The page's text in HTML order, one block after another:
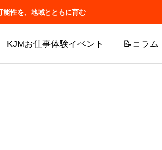
能性を、地域とともに育む
KJMお仕事体験イベント 📝コラム